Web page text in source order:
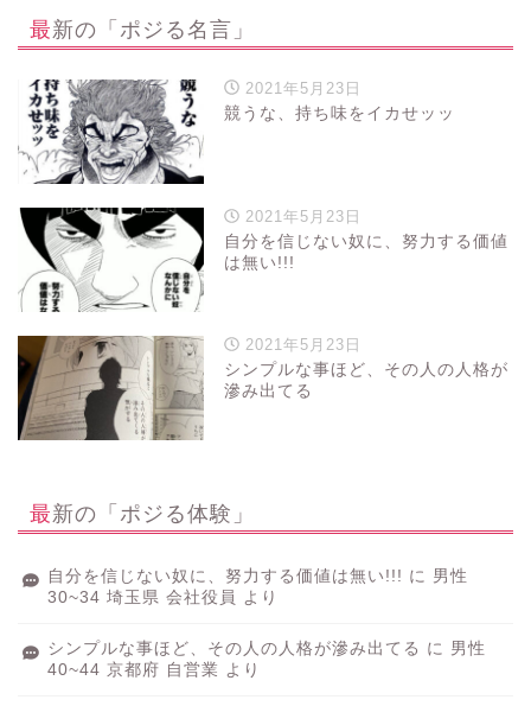
最新の「ポジる名言」
2021年5月23日
競うな、持ち味をイカせッッ
2021年5月23日
自分を信じない奴に、努力する価値
は無い!!!
2021年5月23日
シンプルな事ほど、その人の人格が
滲み出てる
最新の「ポジる体験」
自分を信じない奴に、努力する価値は無い!!! に 男性
30~34 埼玉県 会社役員
より
シンプルな事ほど、その人の人格が滲み出てる に 男性
40~44 京都府 自営業 より